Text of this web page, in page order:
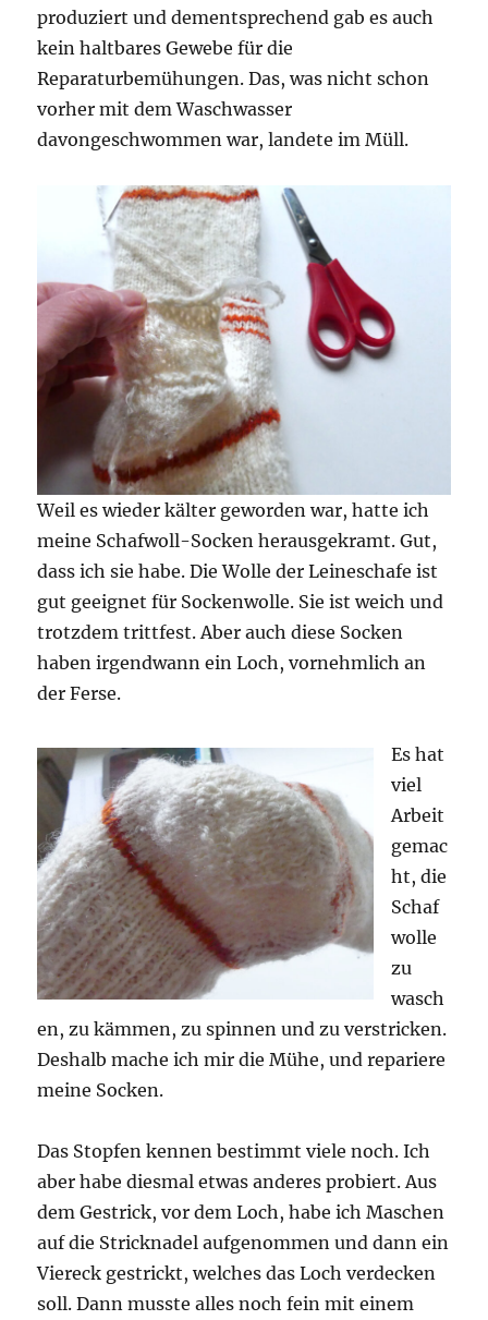
produziert und dementsprechend gab es auch
kein haltbares Gewebe für die
Reparaturbemühungen. Das, was nicht schon
vorher mit dem Waschwasser
davongeschwommen war, landete im Müll.
Weil es wieder kälter geworden war, hatte ich
meine Schafwoll-Socken herausgekramt. Gut,
dass ich sie habe. Die Wolle der Leineschafe ist
gut geeignet für Sockenwolle. Sie ist weich und
trotzdem trittfest. Aber auch diese Socken
haben irgendwann ein Loch, vornehmlich an
der Ferse.
Es hat
viel
Arbeit
gemac
ht, die
Schaf
wolle
zu
wasch
en, zu kämmen, zu spinnen und zu verstricken.
Deshalb mache ich mir die Mühe, und repariere
meine Socken.
Das Stopfen kennen bestimmt viele noch. Ich
aber habe diesmal etwas anderes probiert. Aus
dem Gestrick, vor dem Loch, habe ich Maschen
auf die Stricknadel aufgenommen und dann ein
Viereck gestrickt, welches das Loch verdecken
soll. Dann musste alles noch fein mit einem